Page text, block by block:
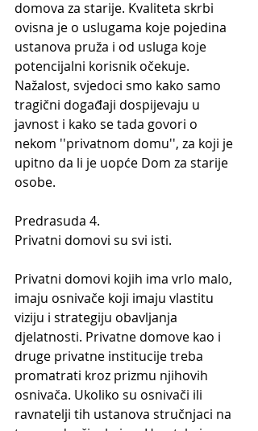
domova za starije. Kvaliteta skrbi
ovisna je o uslugama koje pojedina
ustanova pruža i od usluga koje
potencijalni korisnik očekuje.
Nažalost, svjedoci smo kako samo
tragični događaji dospijevaju u
javnost i kako se tada govori o
nekom ''privatnom domu'', za koji je
upitno da li je uopće Dom za starije
osobe.
Predrasuda 4.
Privatni domovi su svi isti.
Privatni domovi kojih ima vrlo malo,
imaju osnivače koji imaju vlastitu
viziju i strategiju obavljanja
djelatnosti. Privatne domove kao i
druge privatne institucije treba
promatrati kroz prizmu njihovih
osnivača. Ukoliko su osnivači ili
ravnatelji tih ustanova stručnjaci na